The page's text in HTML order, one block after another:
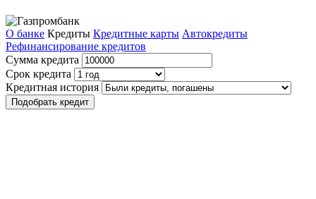
О банке Кредиты Кредитные карты Автокредиты
Рефинансирование кредитов
Сумма кредита
Срок кредита
Кредитная история
Подобрать кредит